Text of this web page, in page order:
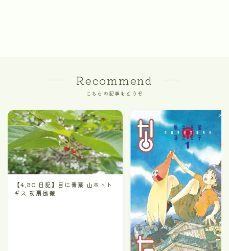
Recommend
こちらの記事もどうぞ
【4.30 日記】目に青葉 山ホトト
ギス 初扇風機